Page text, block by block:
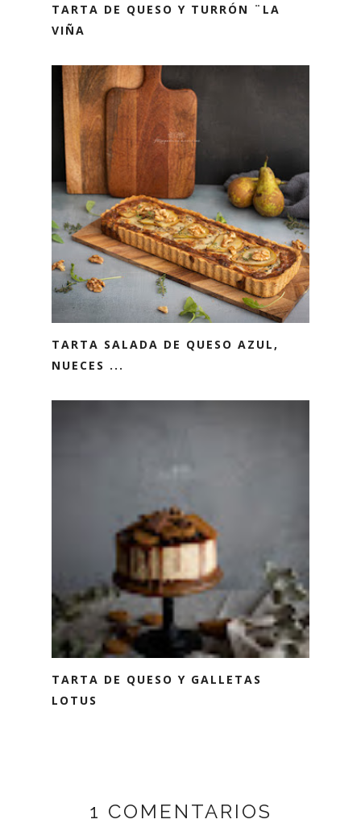
TARTA DE QUESO Y TURRÓN ¨LA
VIÑA
TARTA SALADA DE QUESO AZUL,
NUECES ...
TARTA DE QUESO Y GALLETAS
LOTUS
1 COMENTARIOS